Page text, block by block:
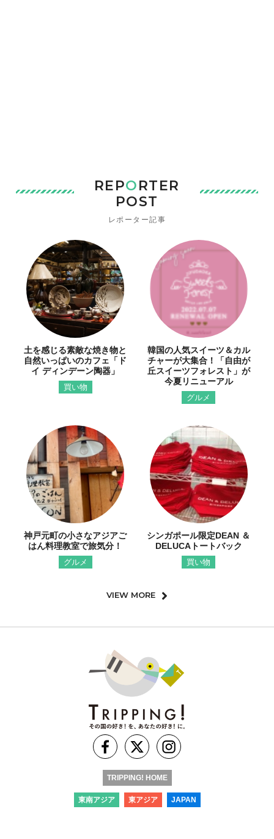
REPORTER
POST
レポーター記事
土を感じる素敵な焼き物と
自然いっぱいのカフェ「ド
イ ディンデーン陶器」
買い物
韓国の人気スイーツ＆カル
チャーが大集合！「自由が
丘スイーツフォレスト」が
今夏リニューアル
グルメ
神戸元町の小さなアジアご
はん料理教室で旅気分！
グルメ
シンガポール限定DEAN ＆
DELUCAトートバック
買い物
VIEW MORE
TRIPPING! HOME
東南アジア 東アジア JAPAN